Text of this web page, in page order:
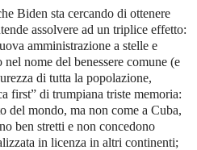
Biden sta cercando di ottenere
assolvere ad un triplice effetto:
amministrazione a stelle e
nome del benessere comune (e
di tutta la popolazione,
first” di trumpiana triste memoria:
del mondo, ma non come a Cuba,
ben stretti e non concedono
in licenza in altri continenti;